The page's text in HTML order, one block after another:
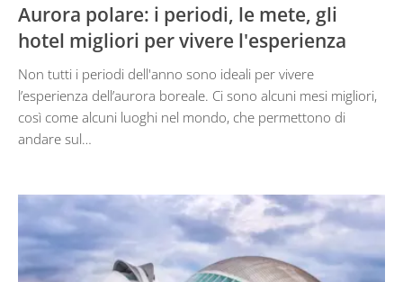
Aurora polare: i periodi, le mete, gli
hotel migliori per vivere l'esperienza
Non tutti i periodi dell'anno sono ideali per vivere
l’esperienza dell’aurora boreale. Ci sono alcuni mesi migliori,
così come alcuni luoghi nel mondo, che permettono di
andare sul…